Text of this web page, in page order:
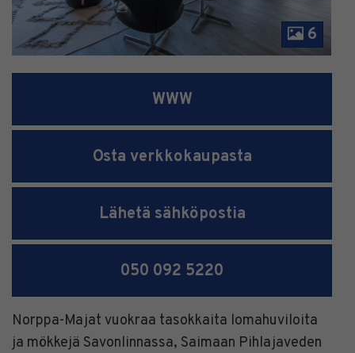
6
WWW
Osta verkkokaupasta
Lähetä sähköpostia
050 092 5220
Norppa-Majat vuokraa tasokkaita lomahuviloita
ja mökkejä Savonlinnassa, Saimaan Pihlajaveden